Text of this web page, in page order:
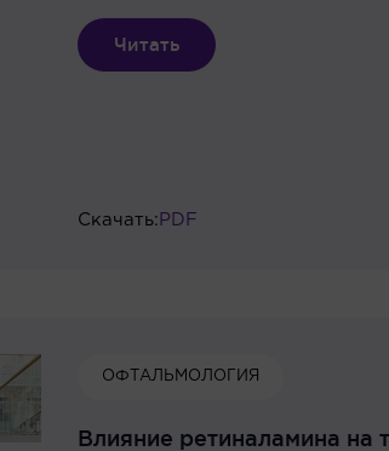
Читать
Скачать: PDF
ОФТАЛЬМОЛОГИЯ
Влияние ретиналамина на